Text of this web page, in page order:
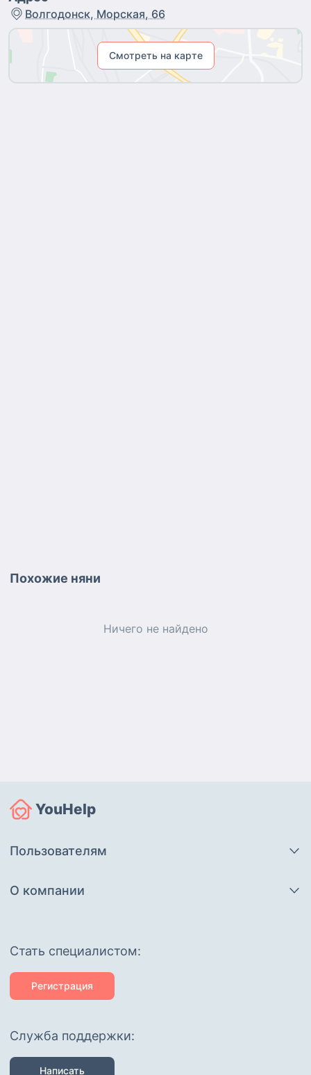
Волгодонск, Морская, 66
Смотреть на карте
Похожие няни
Ничего не найдено
YouHelp
Пользователям
О компании
Cтать специалистом:
Регистрация
Служба поддержки:
Написать